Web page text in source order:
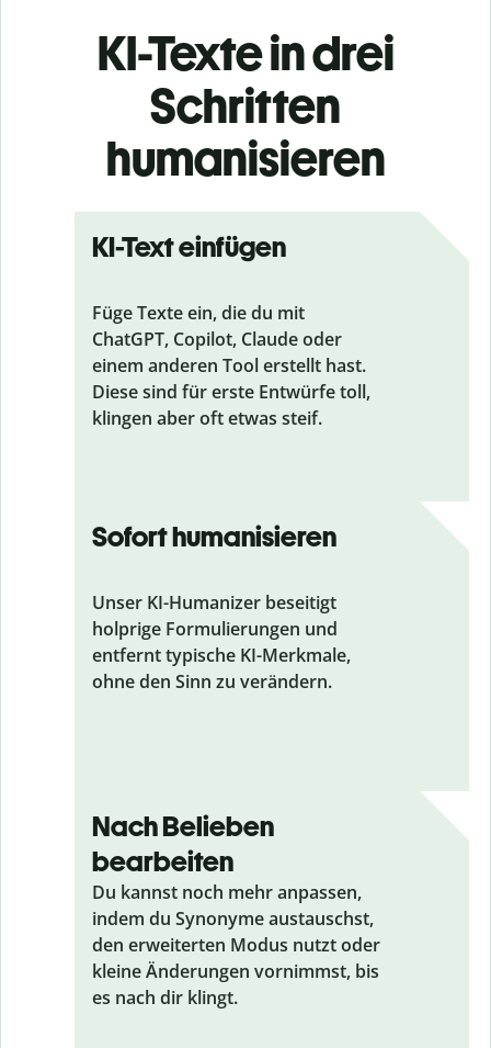
KI-Texte in drei
Schritten
humanisieren
KI-Text einfügen
Füge Texte ein, die du mit
ChatGPT, Copilot, Claude oder
einem anderen Tool erstellt hast.
Diese sind für erste Entwürfe toll,
klingen aber oft etwas steif.
Sofort humanisieren
Unser KI-Humanizer beseitigt
holprige Formulierungen und
entfernt typische KI-Merkmale,
ohne den Sinn zu verändern.
Nach Belieben
bearbeiten
Du kannst noch mehr anpassen,
indem du Synonyme austauschst,
den erweiterten Modus nutzt oder
kleine Änderungen vornimmst, bis
es nach dir klingt.